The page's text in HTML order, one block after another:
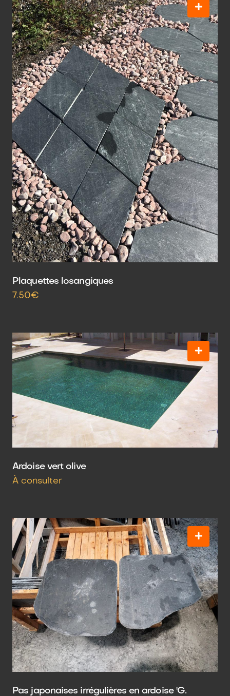
Plaquettes losangiques
7.50€
Ardoise vert olive
À consulter
Pas japonaises irrégulières en ardoise 'G.